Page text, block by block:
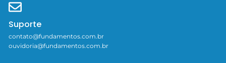
Suporte
contato@fundamentos.com.br
ouvidoria@fundamentos.com.br